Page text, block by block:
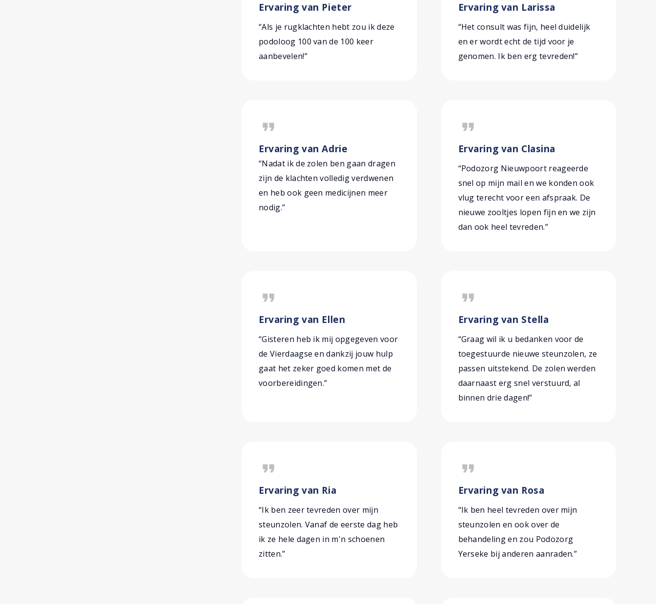
Ervaring van Pieter
“Als je rugklachten hebt zou ik deze
podoloog 100 van de 100 keer
aanbevelen!”
Ervaring van Larissa
“Het consult was fijn, heel duidelijk
en er wordt echt de tijd voor je
genomen. Ik ben erg tevreden!”
format_quote
Ervaring van Adrie
“Nadat ik de zolen ben gaan dragen
zijn de klachten volledig verdwenen
en heb ook geen medicijnen meer
nodig.”
format_quote
Ervaring van Clasina
“Podozorg Nieuwpoort reageerde
snel op mijn mail en we konden ook
vlug terecht voor een afspraak. De
nieuwe zooltjes lopen fijn en we zijn
dan ook heel tevreden.”
format_quote
Ervaring van Ellen
“Gisteren heb ik mij opgegeven voor
de Vierdaagse en dankzij jouw hulp
gaat het zeker goed komen met de
voorbereidingen.”
format_quote
Ervaring van Stella
“Graag wil ik u bedanken voor de
toegestuurde nieuwe steunzolen, ze
passen uitstekend. De zolen werden
daarnaast erg snel verstuurd, al
binnen drie dagen!”
format_quote
Ervaring van Ria
“Ik ben zeer tevreden over mijn
steunzolen. Vanaf de eerste dag heb
ik ze hele dagen in m'n schoenen
zitten.”
format_quote
Ervaring van Rosa
“Ik ben heel tevreden over mijn
steunzolen en ook over de
behandeling en zou Podozorg
Yerseke bij anderen aanraden.”